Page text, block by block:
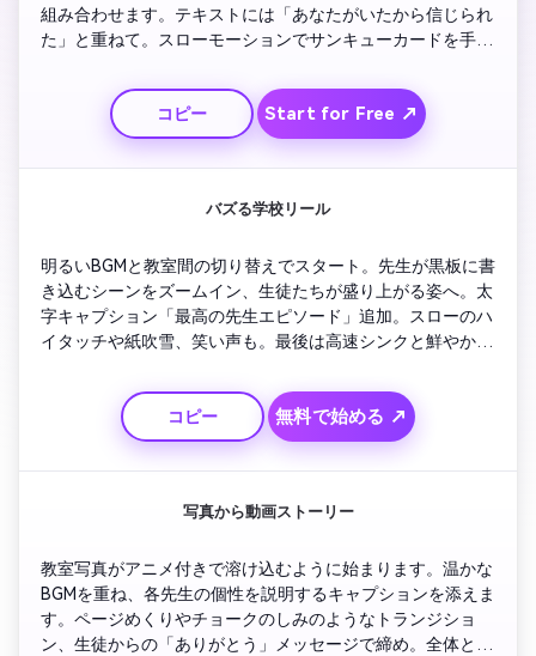
組み合わせます。テキストには「あなたがいたから信じられ
た」と重ねて。スローモーションでサンキューカードを手渡
ー教師の日」のテロップで締めます。全体を穏やかかつ心温
まる雰囲気で進行し、懐かしさを引き出します。
コピー Start for Free ↗
バズる学校リール
明るいBGMと教室間の切り替えでスタート。先生が黒板に書
き込むシーンをズームイン、生徒たちが盛り上がる姿へ。太
字キャプション「最高の先生エピソード」追加。スローのハ
イタッチや紙吹雪、笑い声も。最後は高速シンクと鮮やかな
けにテンポ速めで展開。
コピー
無料で始める ↗
写真から動画ストーリー
教室写真がアニメ付きで溶け込むように始まります。温かな
BGMを重ね、各先生の個性を説明するキャプションを添えま
す。ページめくりやチョークのしみのようなトランジショ
ン、生徒からの「ありがとう」メッセージで締め。全体とし